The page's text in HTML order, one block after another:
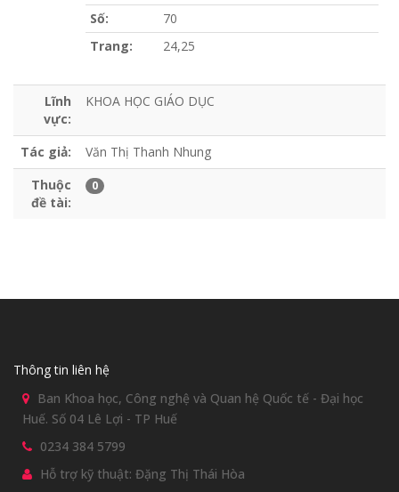
Số:
70
Trang:
24,25
Lĩnh
vực:
KHOA HỌC GIÁO DỤC
Tác giả:
Văn Thị Thanh Nhung
Thuộc
đề tài:
0
Thông tin liên hệ
Ban Khoa học, Công nghệ và Quan hệ Quốc tế - Đại học
Huế. Số 04 Lê Lợi - TP Huế
0234 384 5799
Hỗ trợ kỹ thuật: Đặng Thị Thái Hòa